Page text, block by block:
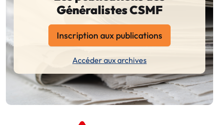
Généralistes CSMF
Inscription aux publications
Accéder aux archives